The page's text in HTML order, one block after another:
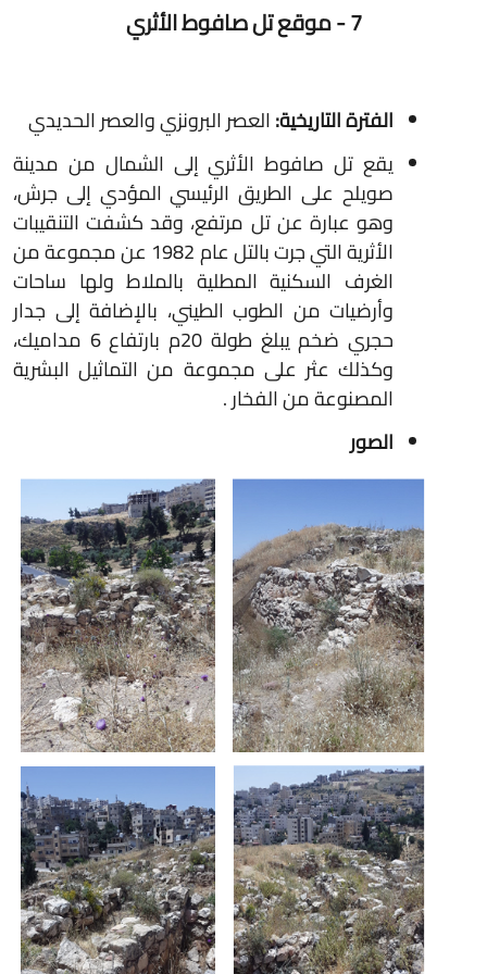
7 - موقع تل صافوط الأثري
الفترة التاريخية:العصر البرونزي والعصر الحديدي
يقع تل صافوط الأثري إلى الشمال من مدينة
صويلح على الطريق الرئيسي المؤدي إلى جرش،
وهو عبارة عن تل مرتفع، وقد كشفت التنقيبات
الأثرية التي جرت بالتل عام 1982 عن مجموعة من
الغرف السكنية المطلية بالملاط ولها ساحات
وأرضيات من الطوب الطيني، بالإضافة إلى جدار
حجري ضخم يبلغ طولة 20م بارتفاع 6 مداميك،
وكذلك عثر على مجموعة من التماثيل البشرية
المصنوعة من الفخار .
الصور